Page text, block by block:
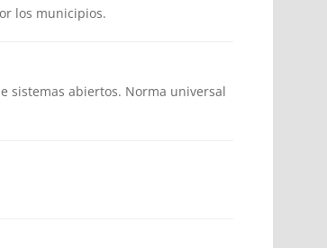
los municipios.
sistemas abiertos. Norma universal